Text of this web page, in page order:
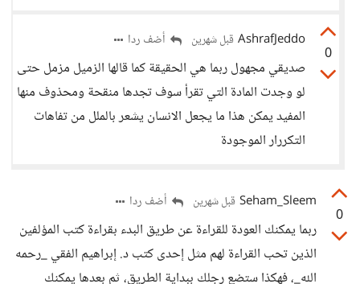
0
AshrafJeddo قبل شهرين أضف ردا
صديقي مجهول ربما هي الحقيقة كما قالها الزميل مزمل حتى
لو وجدت المادة التي تقرأ سوف تجدها منقحة ومحذوف منها
المفيد يمكن هذا ما يجعل الانسان يشعر بالملل من تفاهات
التكررار الموجودة
0
Seham_Sleem قبل شهرين أضف ردا
ربما يمكنك العودة للقراءة عن طريق البدء بقراءة كتب المؤلفين
الذين تحب القراءة لهم مثل إحدى كتب د. إبراهيم الفقي _رحمه
الله_، فهكذا ستضع رجلك ببداية الطريق، ثم بعدها يمكنك